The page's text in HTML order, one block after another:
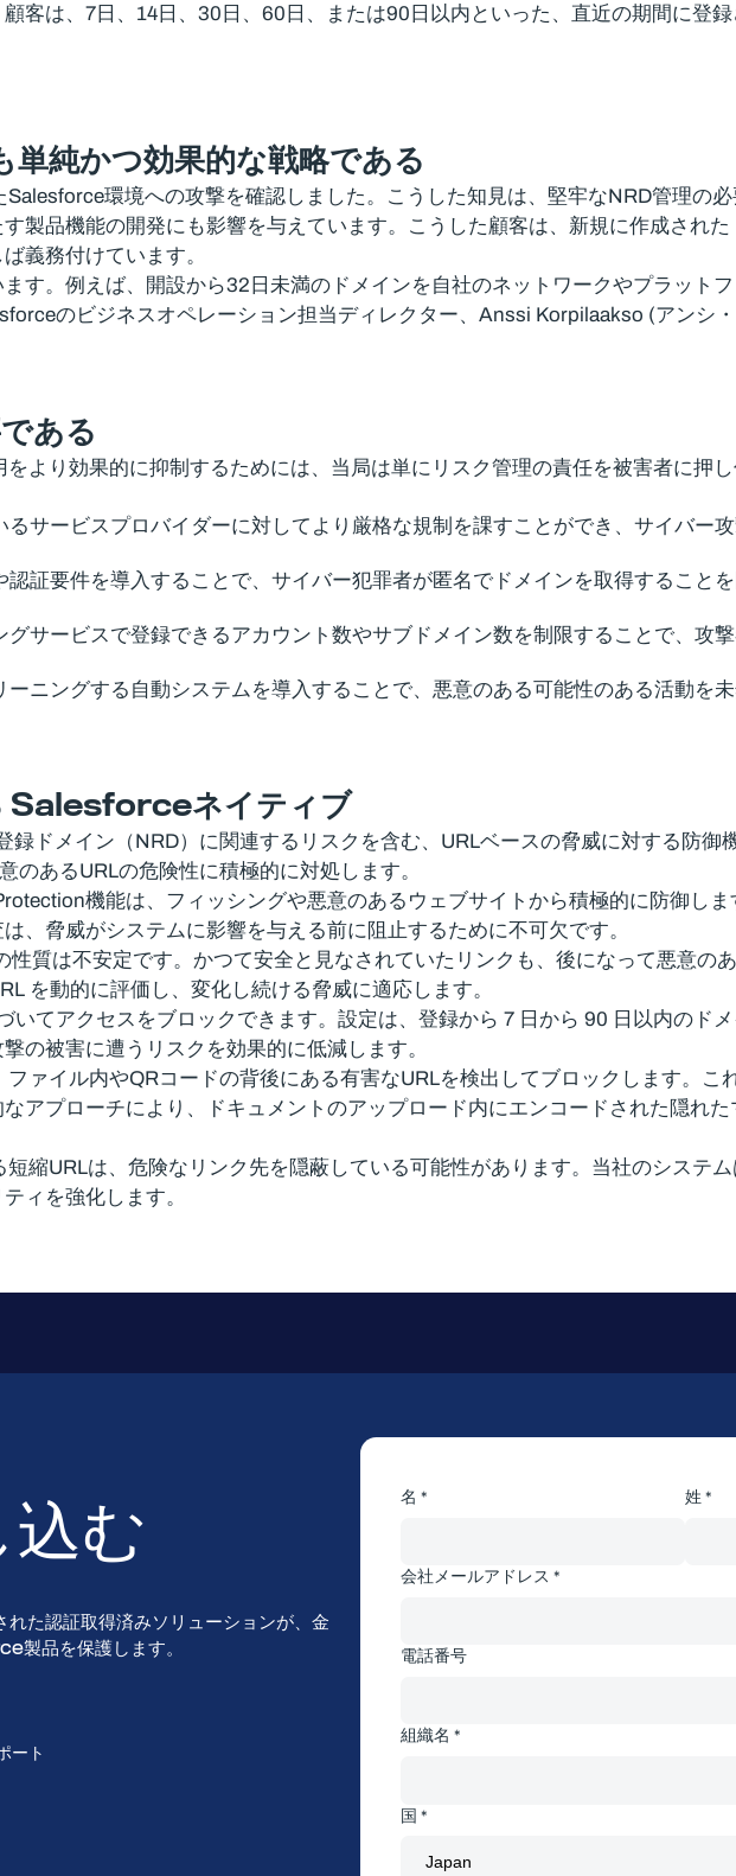
客は、7日、14日、30日、60日、または90日以内といった、直近の期間に登
単純かつ効果的な戦略である
環境への攻撃を確認しました。こうした知見は、堅牢なNRD管理の
製品機能の開発にも影響を与えています。こうした顧客は、新規に作成され
義務付けています。
す。例えば、開設から32日未満のドメインを自社のネットワークやプラット
のビジネスオペレーション担当ディレクター、Anssi Korpilaakso (アンシ
ある
より効果的に抑制するためには、当局は単にリスク管理の責任を被害者に押
サービスプロバイダーに対してより厳格な規制を課すことができ、サイバー
証要件を導入することで、サイバー犯罪者が匿名でドメインを取得すること
サービスで登録できるアカウント数やサブドメイン数を制限することで、攻
ニングする自動システムを導入することで、悪意のある可能性のある活動を未
Salesforceネイティブ
ドメイン（NRD）に関連するリスクを含む、URLベースの脅威に対する防御
あるURLの危険性に積極的に対処します。
機能は、フィッシングや悪意のあるウェブサイトから積極的に防御し
、脅威がシステムに影響を与える前に阻止するために不可欠です。
性質は不安定です。かつて安全と見なされていたリンクも、後になって悪意の
を動的に評価し、変化し続ける脅威に適応します。
いてアクセスをブロックできます。設定は、登録から 7 日から 90 日以内のド
の被害に遭うリスクを効果的に低減します。
ァイル内やQRコードの背後にある有害なURLを検出してブロックします。こ
アプローチにより、ドキュメントのアップロード内にエンコードされた隠れ
縮URLは、危険なリンク先を隠蔽している可能性があります。当社のシステ
ィを強化します。
む
た認証取得済みソリューションが、金
製品を保護します。
ート
名 * 姓 *
会社メールアドレス *
電話番号
組織名 *
国 *